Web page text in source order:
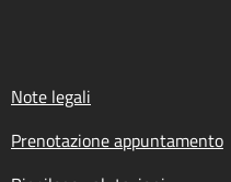
Note legali
Prenotazione appuntamento